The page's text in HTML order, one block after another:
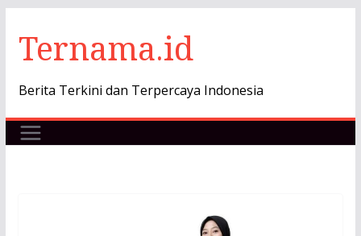
content
Ternama.id
Berita Terkini dan Terpercaya Indonesia